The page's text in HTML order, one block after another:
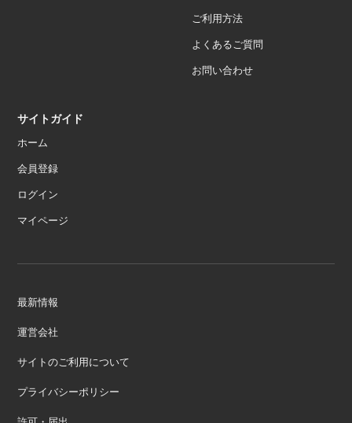
ご利用方法
よくあるご質問
お問い合わせ
サイトガイド
ホーム
会員登録
ログイン
マイページ
最新情報
運営会社
サイトのご利用について
プライバシーポリシー